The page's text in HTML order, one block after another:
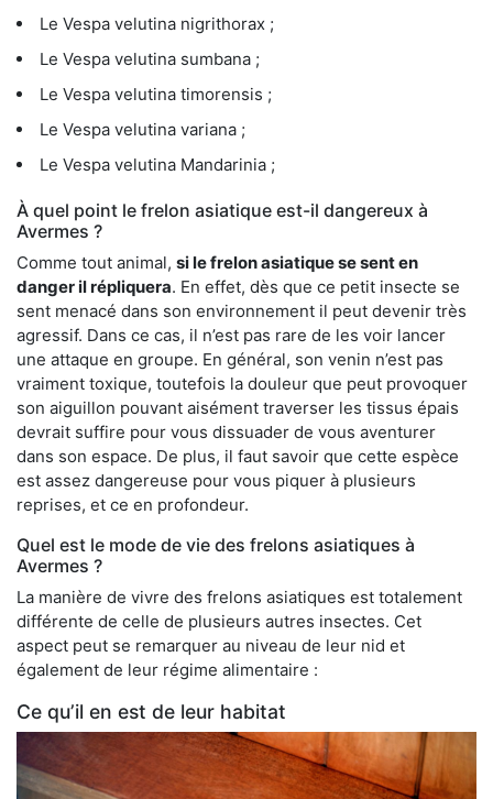
Le Vespa velutina nigrithorax ;
Le Vespa velutina sumbana ;
Le Vespa velutina timorensis ;
Le Vespa velutina variana ;
Le Vespa velutina Mandarinia ;
À quel point le frelon asiatique est-il dangereux à
Avermes ?
Comme tout animal, si le frelon asiatique se sent en
danger il répliquera. En effet, dès que ce petit insecte se
sent menacé dans son environnement il peut devenir très
agressif. Dans ce cas, il n’est pas rare de les voir lancer
une attaque en groupe. En général, son venin n’est pas
vraiment toxique, toutefois la douleur que peut provoquer
son aiguillon pouvant aisément traverser les tissus épais
devrait suffire pour vous dissuader de vous aventurer
dans son espace. De plus, il faut savoir que cette espèce
est assez dangereuse pour vous piquer à plusieurs
reprises, et ce en profondeur.
Quel est le mode de vie des frelons asiatiques à
Avermes ?
La manière de vivre des frelons asiatiques est totalement
différente de celle de plusieurs autres insectes. Cet
aspect peut se remarquer au niveau de leur nid et
également de leur régime alimentaire :
Ce qu’il en est de leur habitat